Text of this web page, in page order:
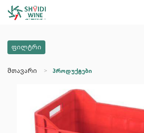
ფილტრი
მთავარი პროდუქტები